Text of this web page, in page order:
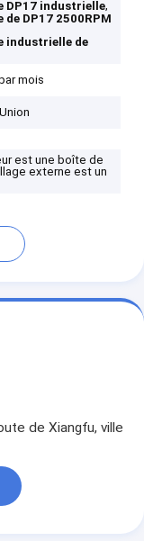
DP17 industrielle,
DP17 2500RPM
industrielle de
mois
est une boîte de
externe est un
de Xiangfu, ville